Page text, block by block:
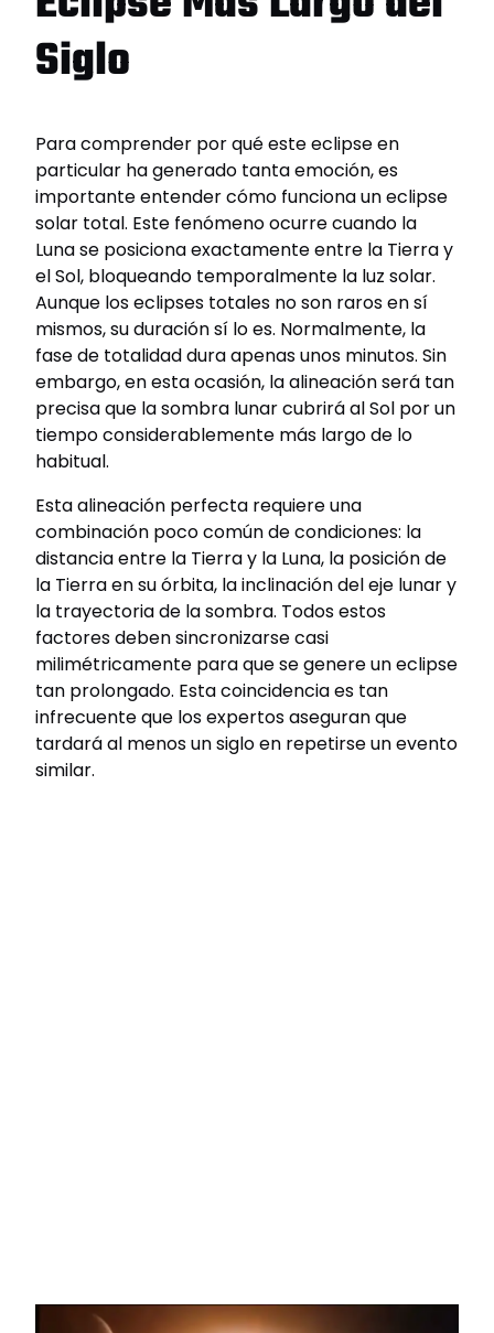
Siglo
Para comprender por qué este eclipse en
particular ha generado tanta emoción, es
importante entender cómo funciona un eclipse
solar total. Este fenómeno ocurre cuando la
Luna se posiciona exactamente entre la Tierra y
el Sol, bloqueando temporalmente la luz solar.
Aunque los eclipses totales no son raros en sí
mismos, su duración sí lo es. Normalmente, la
fase de totalidad dura apenas unos minutos. Sin
embargo, en esta ocasión, la alineación será tan
precisa que la sombra lunar cubrirá al Sol por un
tiempo considerablemente más largo de lo
habitual.
Esta alineación perfecta requiere una
combinación poco común de condiciones: la
distancia entre la Tierra y la Luna, la posición de
la Tierra en su órbita, la inclinación del eje lunar y
la trayectoria de la sombra. Todos estos
factores deben sincronizarse casi
milimétricamente para que se genere un eclipse
tan prolongado. Esta coincidencia es tan
infrecuente que los expertos aseguran que
tardará al menos un siglo en repetirse un evento
similar.